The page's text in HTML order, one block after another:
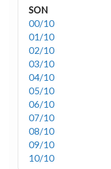
SON
00/10
01/10
02/10
03/10
04/10
05/10
06/10
07/10
08/10
09/10
10/10